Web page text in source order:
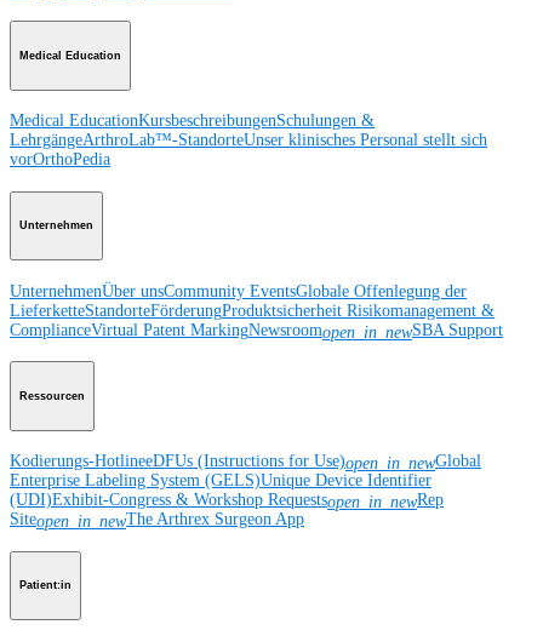
Medical Education
Medical EducationKursbeschreibungenSchulungen &
LehrgängeArthroLab™-StandorteUnser klinisches Personal stellt sich
vorOrthoPedia
Unternehmen
UnternehmenÜber unsCommunity EventsGlobale Offenlegung der
LieferketteStandorteFörderungProduktsicherheit Risikomanagement &
ComplianceVirtual Patent MarkingNewsroomopen_in_newSBA Support
Ressourcen
Kodierungs-HotlineeDFUs (Instructions for Use)open_in_newGlobal
Enterprise Labeling System (GELS)Unique Device Identifier
(UDI)Exhibit-Congress & Workshop Requestsopen_in_newRep
Siteopen_in_newThe Arthrex Surgeon App
Patient:in